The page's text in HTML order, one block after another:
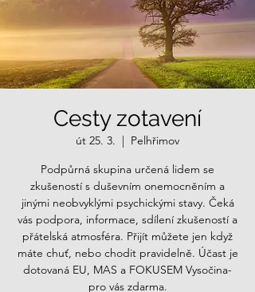
Cesty zotavení
út 25. 3.
  |
Pelhřimov
Podpůrná skupina určená lidem se
zkušeností s duševním onemocněním a
jinými neobvyklými psychickými stavy. Čeká
vás podpora, informace, sdílení zkušeností a
přátelská atmosféra. Přijít můžete jen když
máte chuť, nebo chodit pravidelně. Účast je
dotovaná EU, MAS a FOKUSEM Vysočina-
pro vás zdarma.